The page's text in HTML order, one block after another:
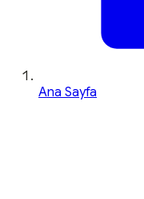
Ana Sayfa